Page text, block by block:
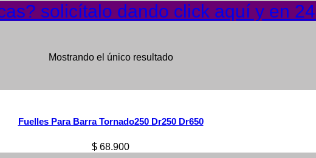
solicítalo dando click aquí y en
Mostrando el único resultado
Fuelles Para Barra Tornado250 Dr250 Dr650
$ 68.900